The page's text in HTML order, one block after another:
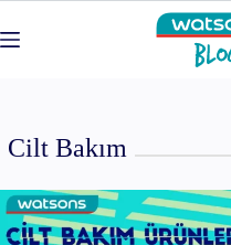
to
content
Cilt Bakım